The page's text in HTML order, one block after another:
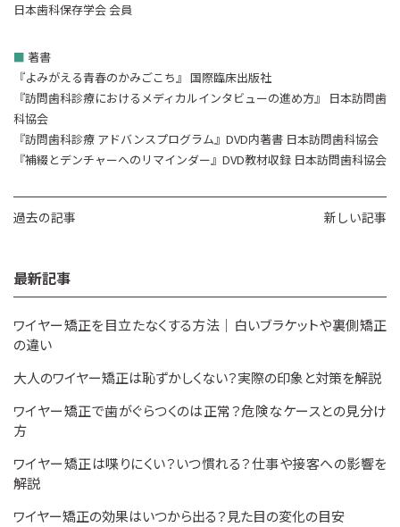
日本歯科保存学会 会員
■ 著書
『よみがえる青春のかみごこち』 国際臨床出版社
『訪問歯科診療におけるメディカルインタビューの進め方』 日本訪問歯
科協会
『訪問歯科診療 アドバンスプログラム』DVD内著書 日本訪問歯科協会
『補綴とデンチャーへのリマインダー』DVD教材収録 日本訪問歯科協会
新しい記事
過去の記事
最新記事
ワイヤー矯正を目立たなくする方法｜白いブラケットや裏側矯正
の違い
大人のワイヤー矯正は恥ずかしくない？実際の印象と対策を解説
ワイヤー矯正で歯がぐらつくのは正常？危険なケースとの見分け
方
ワイヤー矯正は喋りにくい？いつ慣れる？仕事や接客への影響を
解説
ワイヤー矯正の効果はいつから出る？見た目の変化の目安